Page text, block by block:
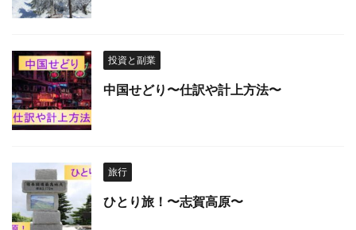
投資と副業
中国せどり〜仕訳や計上方法〜
旅行
ひとり旅！〜志賀高原〜